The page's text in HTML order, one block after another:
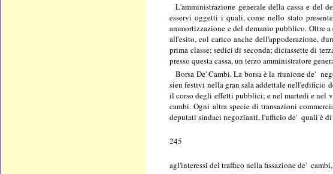
L'amministrazione generale della cassa e del
esservi oggetti i quali, come nello stato
ammortizzazione e del demanio pubblico. Oltre
all'esito, col carico anche dell'appoderazione,
prima classe; sedici di seconda; diciassette di
presso questa cassa, un terzo amministratore
Borsa De' Cambi. La borsa è la riunione de'
sien festivi nella gran sala addettale nell'edificio
il corso degli effetti pubblici; e nel martedì e nel
cambi. Ogni altra specie di transazioni
deputati sindaci negozianti, l'ufficio de' quali è
245
agl'interessi del traffico nella fissazione de'